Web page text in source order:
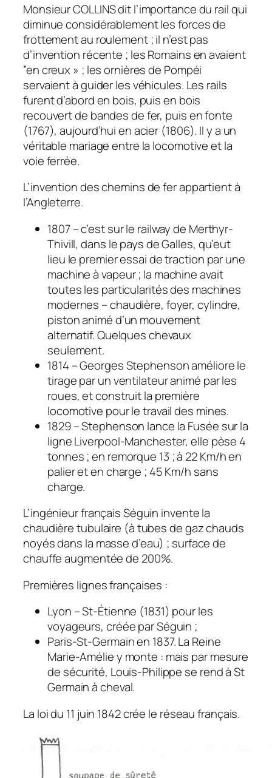
Monsieur COLLINS dit l’importance du rail qui
diminue considérablement les forces de
frottement au roulement ; il n’est pas
d’invention récente ; les Romains en avaient
”en creux » ; les ornières de Pompéi
servaient à guider les véhicules. Les rails
furent d’abord en bois, puis en bois
recouvert de bandes de fer, puis en fonte
(1767), aujourd’hui en acier (1806). Il y a un
véritable mariage entre la locomotive et la
voie ferrée.
L’invention des chemins de fer appartient à
l’Angleterre.
1807 – c’est sur le railway de Merthyr-
Thivill, dans le pays de Galles, qu’eut
lieu le premier essai de traction par une
machine à vapeur ; la machine avait
toutes les particularités des machines
modernes – chaudière, foyer, cylindre,
piston animé d’un mouvement
alternatif. Quelques chevaux
seulement.
1814 – Georges Stephenson améliore le
tirage par un ventilateur animé par les
roues, et construit la première
locomotive pour le travail des mines.
1829 – Stephenson lance la Fusée sur la
ligne Liverpool-Manchester, elle pèse 4
tonnes ; en remorque 13 ; à 22 Km/h en
palier et en charge ; 45 Km/h sans
charge.
L’ingénieur français Séguin invente la
chaudière tubulaire (à tubes de gaz chauds
noyés dans la masse d’eau) ; surface de
chauffe augmentée de 200%.
Premières lignes françaises :
Lyon – St-Étienne (1831) pour les
voyageurs, créée par Séguin ;
Paris-St-Germain en 1837. La Reine
Marie-Amélie y monte : mais par mesure
de sécurité, Louis-Philippe se rend à St
Germain à cheval.
La loi du 11 juin 1842 crée le réseau français.